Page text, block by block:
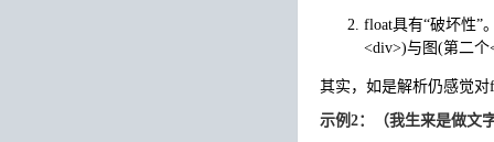
float具有“破坏性”
<div>)与图(第二个
其实，如是解析仍感觉
示例2：（我生来是做文